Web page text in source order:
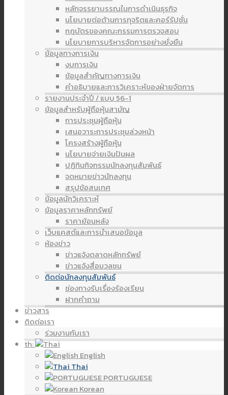
หลักจรรยาบรรณในการดำเนินธุรกิจ
นโยบายต่อต้านการทุจริตและคอร์รัปชั่น
กฎบัตรของคณะกรรมการตรวจสอบ
นโยบายการบริหารจัดการอย่างยั่งยืน
ข้อมูลทางการเงิน
งบการเงิน
ข้อมูลสำคัญทางการเงิน
คำอธิบายและการวิเคราะห์ของฝ่ายจัดการ
รายงานประจำปี / แบบ 56-1
ข้อมูลสำหรับผู้ถือหุ้นสามัญ
การประชุมผู้ถือหุ้น
เสนอวาระการประชุมล่วงหน้า
โครงสร้างผู้ถือหุ้น
นโยบายจ่ายเงินปันผล
ปฏิทินกิจกรรมนักลงทุนสัมพันธ์
จดหมายข่าวนักลงทุน
สรุปข้อสนเทศ
ข้อมูลนักวิเคราะห์
ข้อมูลราคาหลักทรัพย์
ราคาย้อนหลัง
เว็บแคสต์และการนำเสนอข้อมูล
ห้องข่าว
ข่าวแจ้งตลาดหลักทรัพย์
ข่าวแจ้งสื่อมวลชน
ติดต่อนักลงทุนสัมพันธ์
ช่องทางรับเรื่องร้องเรียน
ฝากคำถาม
ข่าวสาร
ติดต่อเรา
ร่วมงานกับเรา
th:
English
Thai
PORTUGUESE
Korean